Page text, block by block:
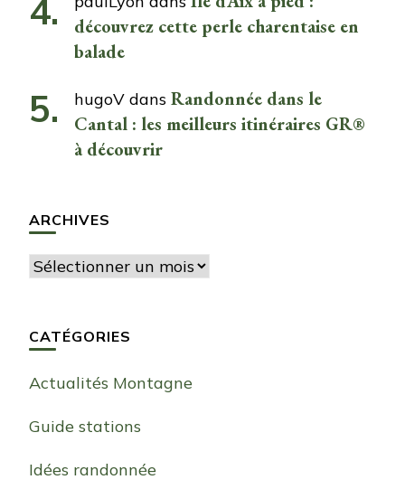
découvrez cette perle charentaise en
balade
hugoV dans Randonnée dans le
Cantal : les meilleurs itinéraires GR®
à découvrir
ARCHIVES
Archives
CATÉGORIES
Actualités Montagne
Guide stations
Idées randonnée